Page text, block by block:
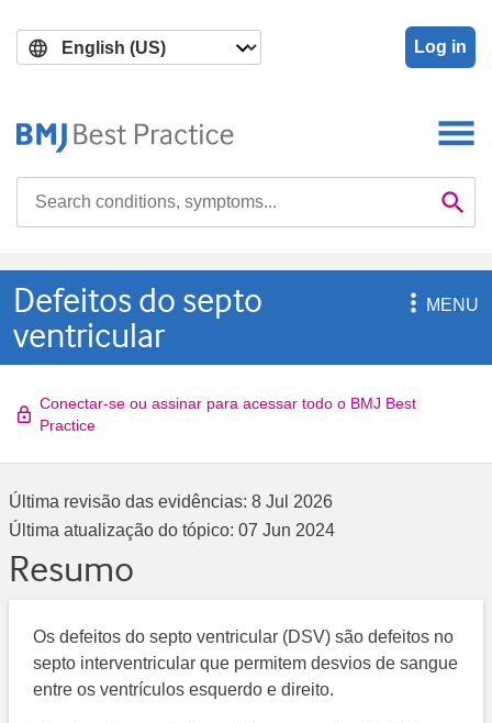
main
search
Log in

Defeitos do septo
ventricular
MENU
Conectar-se ou assinar para acessar todo o BMJ Best
Practice
Última revisão das evidências: 8 Jul 2026
Última atualização do tópico: 07 Jun 2024
Resumo
Os defeitos do septo ventricular (DSV) são defeitos no
septo interventricular que permitem desvios de sangue
entre os ventrículos esquerdo e direito.